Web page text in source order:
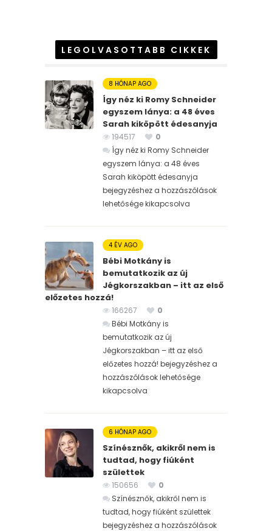
LEGOLVASOTTABB CIKKEK
8 HÓNAP AGO
Így néz ki Romy Schneider
egyszem lánya: a 48 éves
Sarah kiköpött édesanyja
194517
0
Így néz ki Romy Schneider
egyszem lánya: a 48 éves
Sarah kiköpött édesanyja
bejegyzéshez a hozzászólások
lehetősége kikapcsolva
4 ÉV AGO
Bébi Motkány is
bemutatkozik az új
Jégkorszakban – itt az első
előzetes hozzá!
166267
0
Bébi Motkány is
bemutatkozik az új
Jégkorszakban – itt az első
előzetes hozzá! bejegyzéshez a
hozzászólások lehetősége
kikapcsolva
6 HÓNAP AGO
Színésznők, akikről nem is
tudtad, hogy fiúként
születtek
150656
0
Színésznők, akikről nem is
tudtad, hogy fiúként születtek
bejegyzéshez a hozzászólások